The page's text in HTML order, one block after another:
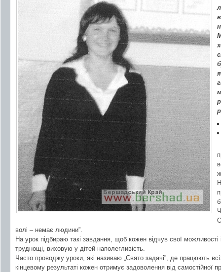
волі – немає людини”.
На урок підбираю такі завдання, щоб кожен відчув свої можливості
труднощі, виховую у дітей наполегливість.
Часто проводжу уроки, які називаю „Свято задачі”, де працюють
кінцевому результаті кожен отримує задоволення від самостійної